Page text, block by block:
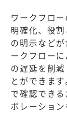
ワークフロ
明確化、役
の明示など
ークフロー
の遅延を削
とができま
で確認でき
ボレーション